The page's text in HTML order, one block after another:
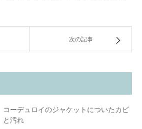
次の記事
コーデュロイのジャケットについたカビ
と汚れ